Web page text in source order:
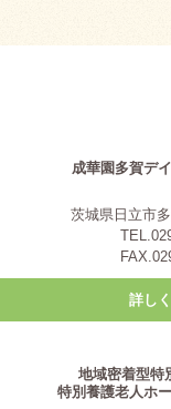
成華園多賀デ
茨城県日立市
詳し
地域密着型特
特別養護老人ホ